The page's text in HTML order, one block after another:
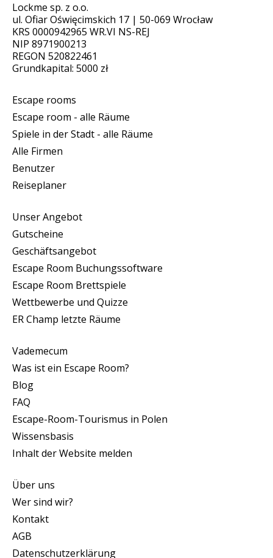
Lockme sp. z o.o.
ul. Ofiar Oświęcimskich 17 | 50-069 Wrocław
KRS 0000942965 WR.VI NS-REJ
NIP 8971900213
REGON 520822461
Grundkapital: 5000 zł
Escape rooms
Escape room - alle Räume
Spiele in der Stadt - alle Räume
Alle Firmen
Benutzer
Reiseplaner
Unser Angebot
Gutscheine
Geschäftsangebot
Escape Room Buchungssoftware
Escape Room Brettspiele
Wettbewerbe und Quizze
ER Champ letzte Räume
Vademecum
Was ist ein Escape Room?
Blog
FAQ
Escape-Room-Tourismus in Polen
Wissensbasis
Inhalt der Website melden
Über uns
Wer sind wir?
Kontakt
AGB
Datenschutzerklärung